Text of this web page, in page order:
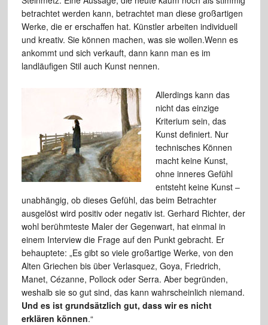
betrachtet werden kann, betrachtet man diese großartigen
Werke, die er erschaffen hat. Künstler arbeiten individuell
und kreativ. Sie können machen, was sie wollen.Wenn es
ankommt und sich verkauft, dann kann man es im
landläufigen Stil auch Kunst nennen.
Allerdings kann das
nicht das einzige
Kriterium sein, das
Kunst definiert. Nur
technisches Können
macht keine Kunst,
ohne inneres Gefühl
entsteht keine Kunst –
unabhängig, ob dieses Gefühl, das beim Betrachter
ausgelöst wird positiv oder negativ ist. Gerhard Richter, der
wohl berühmteste Maler der Gegenwart, hat einmal in
einem Interview die Frage auf den Punkt gebracht. Er
behauptete: „Es gibt so viele großartige Werke, von den
Alten Griechen bis über Verlasquez, Goya, Friedrich,
Manet, Cézanne, Pollock oder Serra. Aber begründen,
weshalb sie so gut sind, das kann wahrscheinlich niemand.
Und es ist grundsätzlich gut, dass wir es nicht
erklären können.“